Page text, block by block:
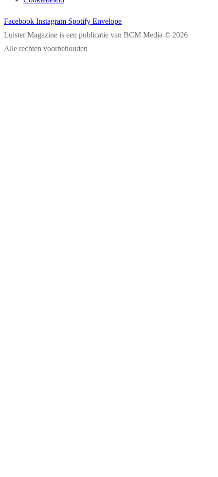
Facebook Instagram Spotify Envelope
Luister Magazine is een publicatie van BCM Media © 2026
Alle rechten voorbehouden